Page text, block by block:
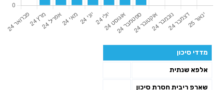
מדדי סיכון
אלפא שנתית
שארפ ריבית חסרת סיכון